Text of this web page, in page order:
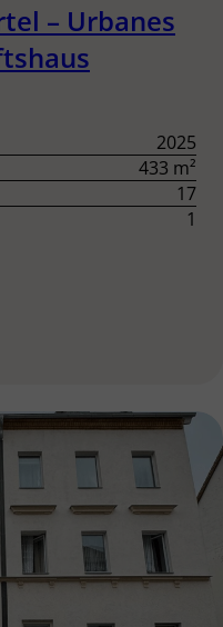
– Urbanes
2025
433 m²
17
1